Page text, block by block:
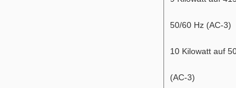
50/60 Hz (AC-3)
10 Kilowatt auf
(AC-3)